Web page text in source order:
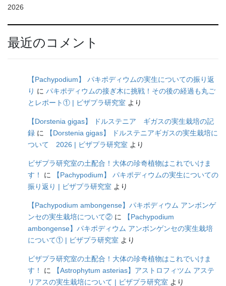
2026
最近のコメント
【Pachypodium】 パキポディウムの実生についての振り返
り に パキポディウムの接ぎ木に挑戦！その後の経過も丸ご
とレポート① | ビザプラ研究室 より
【Dorstenia gigas】 ドルステニア ギガスの実生栽培の記
録 に
【Dorstenia gigas】 ドルステニアギガスの実生栽培に
ついて 2026 | ビザプラ研究室 より
ビザプラ研究室の土配合！大体の珍奇植物はこれでいけま
す！
に
【Pachypodium】 パキポディウムの実生についての
振り返り | ビザプラ研究室 より
【Pachypodium ambongense】パキポディウム アンボンゲ
ンセの実生栽培について② に
【Pachypodium
ambongense】パキポディウム アンボンゲンセの実生栽培
について① | ビザプラ研究室 より
ビザプラ研究室の土配合！大体の珍奇植物はこれでいけま
す！
に
【Astrophytum asterias】アストロフィツム アステ
リアスの実生栽培について | ビザプラ研究室 より